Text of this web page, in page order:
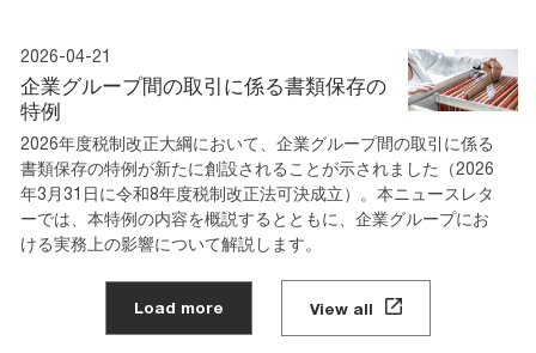
2026-04-21
企業グループ間の取引に係る書類保存の
特例
2026年度税制改正大綱において、企業グループ間の取引に係る
書類保存の特例が新たに創設されることが示されました（2026
年3月31日に令和8年度税制改正法可決成立）。本ニュースレタ
ーでは、本特例の内容を概説するとともに、企業グループにお
ける実務上の影響について解説します。
Load more View all